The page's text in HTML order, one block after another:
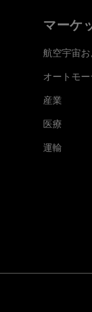
マーケ
航空宇宙
オートモ
産業
医療
運輸